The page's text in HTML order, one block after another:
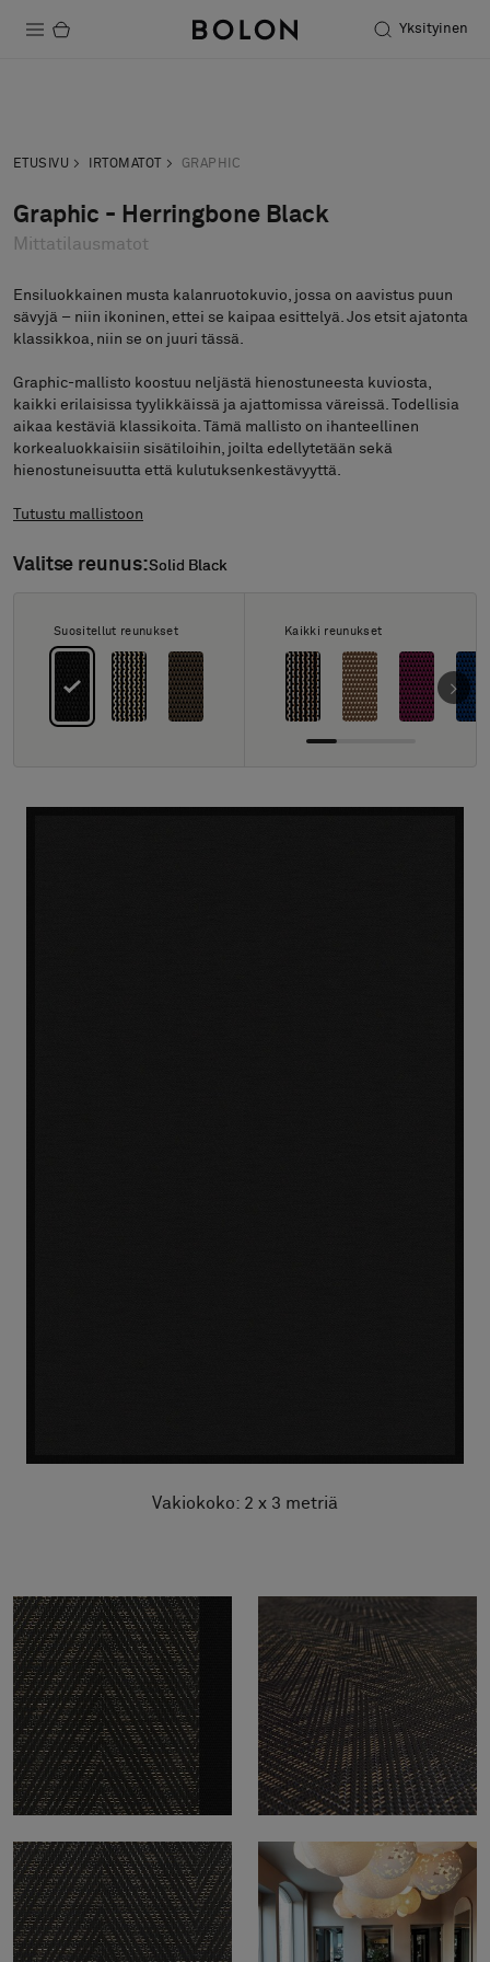
Yksityinen
Kestävä kehitys
Asennus
Puhdistus
Yhteistyötä suunnittelijoiden kanssa
Stories
FAQ
Yhteystiedot
ETUSIVU IRTOMATOT GRAPHIC
Graphic - Herringbone Black
Mittatilausmatot
Ensiluokkainen musta kalanruotokuvio, jossa on aavistus puun
sävyjä – niin ikoninen, ettei se kaipaa esittelyä. Jos etsit ajatonta
klassikkoa, niin se on juuri tässä.
Graphic-mallisto koostuu neljästä hienostuneesta kuviosta,
kaikki erilaisissa tyylikkäissä ja ajattomissa väreissä. Todellisia
aikaa kestäviä klassikoita. Tämä mallisto on ihanteellinen
korkealuokkaisiin sisätiloihin, joilta edellytetään sekä
hienostuneisuutta että kulutuksenkestävyyttä.
Tutustu mallistoon
Valitse reunus:Solid Black
Solid Black
Suositellut reunukset Kaikki reunukset
Vakiokoko: 2 x 3 metriä